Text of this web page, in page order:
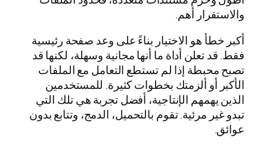
والاستقرار أهم.
أكبر خطأ هو الاختيار بناءً على وعد صفحة رئيسية
فقط. قد تعلن أداة ما أنها مجانية وسهلة، لكنها قد
تصبح محبطة إذا لم تستطع التعامل مع الملفات
الأكبر أو ألزمتك بخطوات كثيرة. للمستخدمين
الذين يهمهم الإنتاجية، أفضل تجربة هي تلك التي
تبدو غير مرئية. تقوم بالتحميل، الدمج، وتتابع بدون
عوائق.